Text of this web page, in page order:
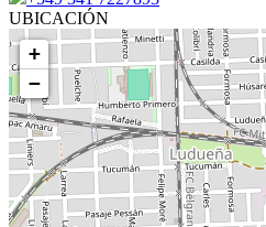
UBICACIÓN
+
−